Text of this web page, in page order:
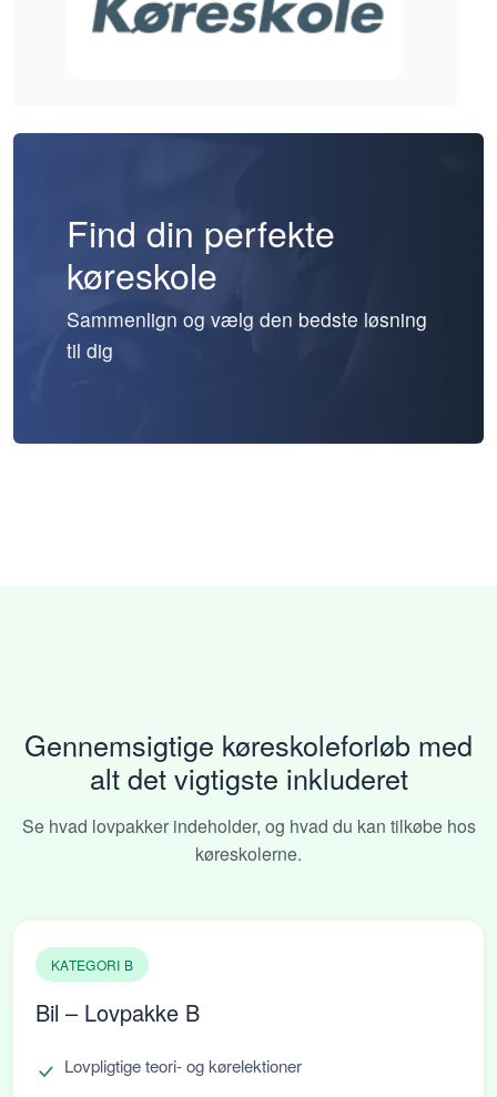
Find din perfekte
køreskole
Sammenlign og vælg den bedste løsning
til dig
Gennemsigtige køreskoleforløb med
alt det vigtigste inkluderet
Se hvad lovpakker indeholder, og hvad du kan tilkøbe hos
køreskolerne.
KATEGORI B
Bil – Lovpakke B
Lovpligtige teori- og kørelektioner